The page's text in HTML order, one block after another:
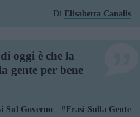
Di Elisabetta Canalis
oggi è che la
gente per bene
Sul Governo
Frasi Sulla Gente